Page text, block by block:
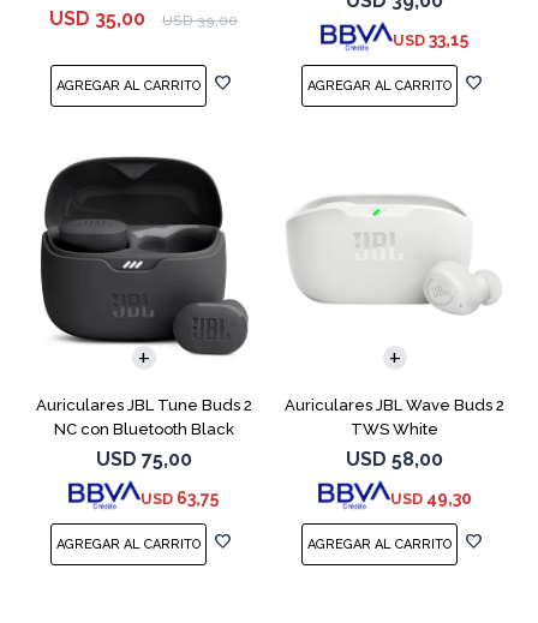
USD 35,00 USD 39,00
USD 33,15
Auriculares JBL Tune Buds 2
NC con Bluetooth Black
USD 75,00
USD 63,75
Auriculares JBL Wave Buds 2
TWS White
USD 58,00
USD 49,30